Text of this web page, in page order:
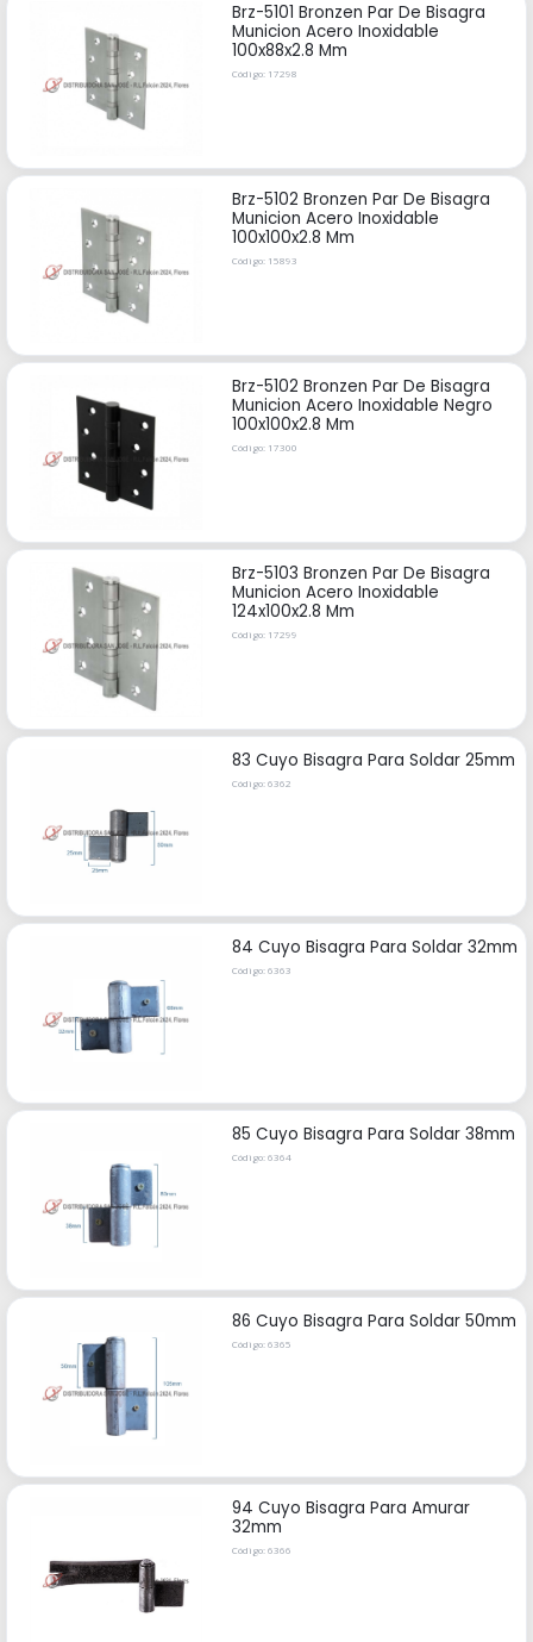
Brz-5101 Bronzen Par De Bisagra
Municion Acero Inoxidable
100x88x2.8 Mm
Código: 17298
Brz-5102 Bronzen Par De Bisagra
Municion Acero Inoxidable
100x100x2.8 Mm
Código: 15893
Brz-5102 Bronzen Par De Bisagra
Municion Acero Inoxidable Negro
100x100x2.8 Mm
Código: 17300
Brz-5103 Bronzen Par De Bisagra
Municion Acero Inoxidable
124x100x2.8 Mm
Código: 17299
83 Cuyo Bisagra Para Soldar 25mm
Código: 6362
84 Cuyo Bisagra Para Soldar 32mm
Código: 6363
85 Cuyo Bisagra Para Soldar 38mm
Código: 6364
86 Cuyo Bisagra Para Soldar 50mm
Código: 6365
94 Cuyo Bisagra Para Amurar
32mm
Código: 6366